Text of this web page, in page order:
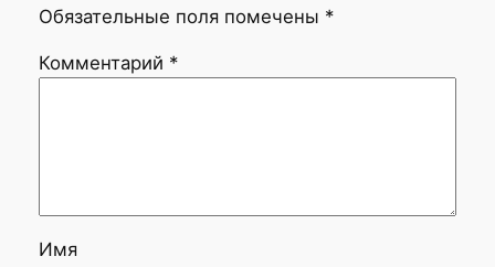
Обязательные поля помечены *
Комментарий *
Имя